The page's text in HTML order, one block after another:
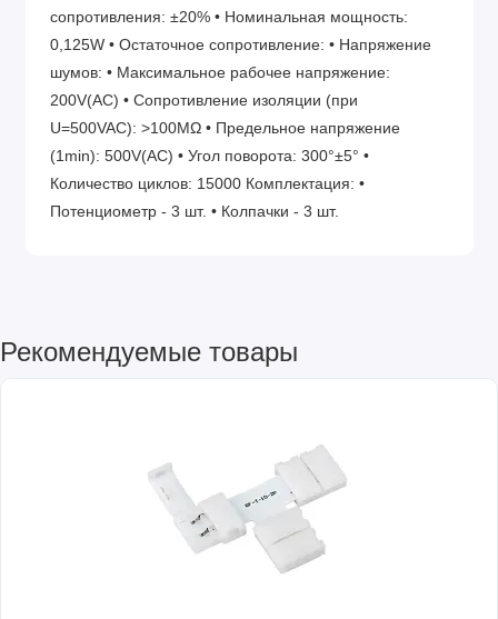
сопротивления: ±20% • Номинальная мощность:
0,125W • Остаточное сопротивление: • Напряжение
шумов: • Максимальное рабочее напряжение:
200V(AC) • Сопротивление изоляции (при
U=500VAC): >100MΩ • Предельное напряжение
(1min): 500V(AC) • Угол поворота: 300°±5° •
Количество циклов: 15000 Комплектация: •
Потенциометр - 3 шт. • Колпачки - 3 шт.
Рекомендуемые товары